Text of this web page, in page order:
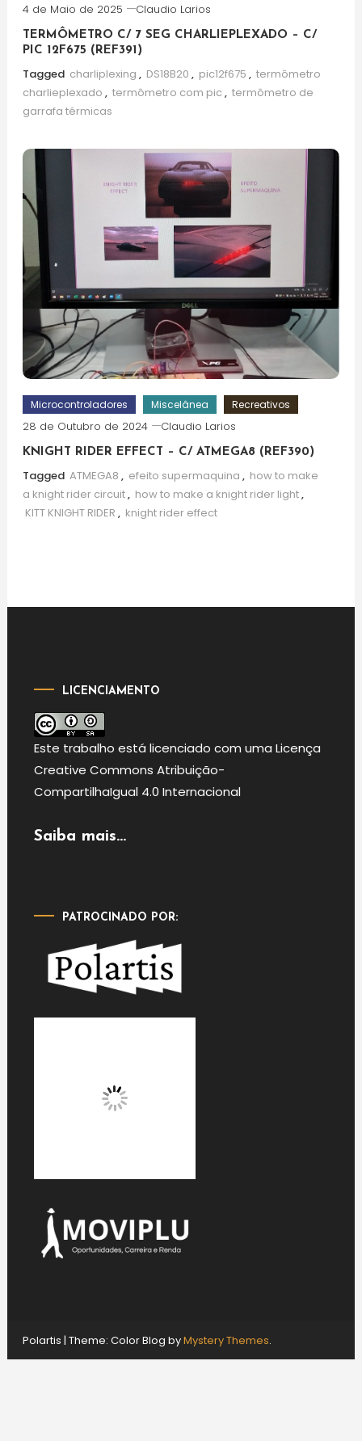
4 de Maio de 2025 Claudio Larios
TERMÔMETRO C/ 7 SEG CHARLIEPLEXADO – C/
PIC 12F675 (REF391)
Tagged charliplexing , DS18B20 , pic12f675 , termômetro
charlieplexado , termômetro com pic , termômetro de
garrafa térmicas
Microcontroladores Miscelânea Recreativos
28 de Outubro de 2024 Claudio Larios
KNIGHT RIDER EFFECT – C/ ATMEGA8 (REF390)
Tagged ATMEGA8 , efeito supermaquina , how to make
a knight rider circuit, how to make a knight rider light,
KITT KNIGHT RIDER , knight rider effect
LICENCIAMENTO
Este trabalho está licenciado com uma Licença
Creative Commons Atribuição-
CompartilhaIgual 4.0 Internacional
Saiba mais...
PATROCINADO POR:
Polartis |Theme: Color Blog by Mystery Themes